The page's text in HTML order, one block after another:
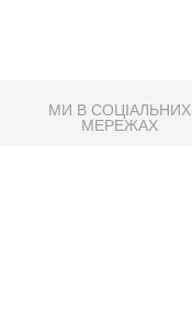
МИ В СОЦІАЛЬНИХ
МЕРЕЖАХ